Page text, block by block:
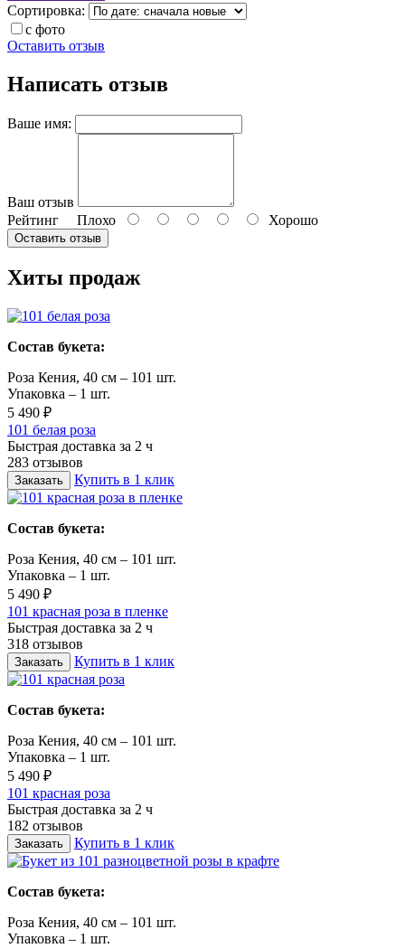
Сортировка:
с фото
Оставить отзыв
Написать отзыв
Ваше имя:
Ваш отзыв
Рейтинг Плохо Хорошо
Оставить отзыв
Хиты продаж
Состав букета:
Роза Кения, 40 см – 101 шт.
Упаковка – 1 шт.
5 490 ₽
101 белая роза
Быстрая доставка за 2 ч
283 отзывов
Заказать Купить в 1 клик
Состав букета:
Роза Кения, 40 см – 101 шт.
Упаковка – 1 шт.
5 490 ₽
101 красная роза в пленке
Быстрая доставка за 2 ч
318 отзывов
Заказать Купить в 1 клик
Состав букета:
Роза Кения, 40 см – 101 шт.
Упаковка – 1 шт.
5 490 ₽
101 красная роза
Быстрая доставка за 2 ч
182 отзывов
Заказать Купить в 1 клик
Состав букета:
Роза Кения, 40 см – 101 шт.
Упаковка – 1 шт.